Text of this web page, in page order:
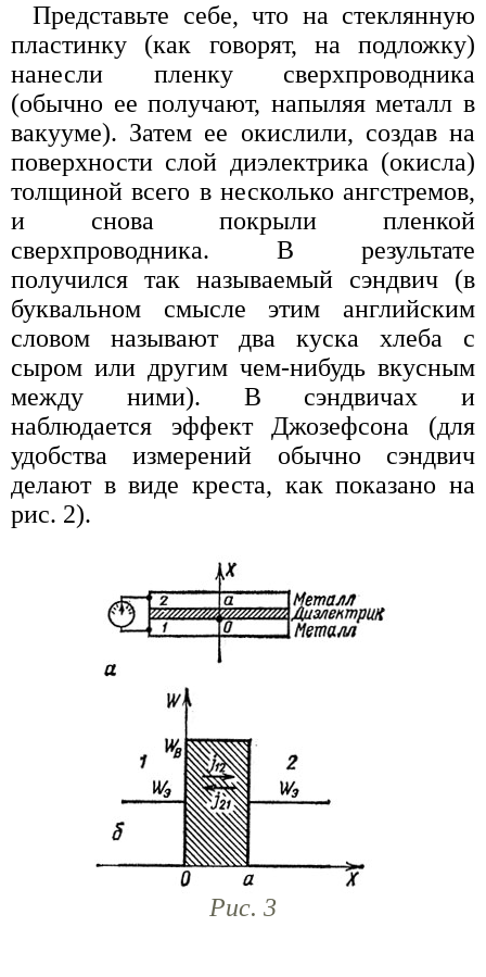
Представьте себе, что на стеклянную
пластинку (как говорят, на подложку)
нанесли пленку сверхпроводника
(обычно ее получают, напыляя металл в
вакууме). Затем ее окислили, создав на
поверхности слой диэлектрика (окисла)
толщиной всего в несколько ангстремов,
и снова покрыли пленкой
сверхпроводника. В результате
получился так называемый сэндвич (в
буквальном смысле этим английским
словом называют два куска хлеба с
сыром или другим чем-нибудь вкусным
между ними). В сэндвичах и
наблюдается эффект Джозефсона (для
удобства измерений обычно сэндвич
делают в виде креста, как показано на
рис. 2).
Рис. 3